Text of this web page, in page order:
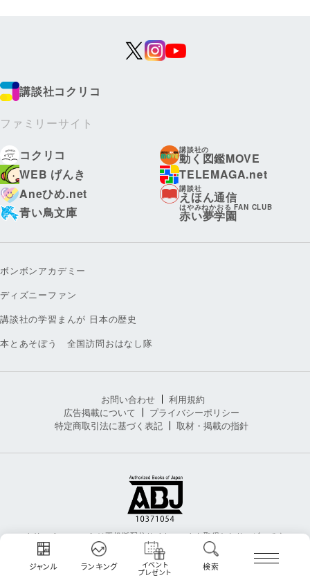
ジャンル ランキング イベント
プレゼント
検索
講談社コクリコ
ファミリーサイト
コクリコ
講談社の
動く図鑑MOVE
WEB げんき
TELEMAGA.net
Aneひめ.net
講談社
えほん通信
青い鳥文庫
はやみねかおる FAN CLUB
赤い夢学園
ボンボンアカデミー
ディズニーファン
講談社の学習まんが 日本の歴史
本とあそぼう 全国訪問おはなし隊
お問い合わせ
利用規約
広告掲載について
プライバシーポリシー
特定商取引法に基づく表記
取材・掲載の指針
コクリコ［cocreco］は正規版配信サイトマークを取得したサービスです。
ABJマークは、この電子書店・電子書籍配信サービスが、著作権者からコン
テンツ使用許諾を得た正規版配信サービスであることを示す登録商標（登録
番号 第6091713号）です。